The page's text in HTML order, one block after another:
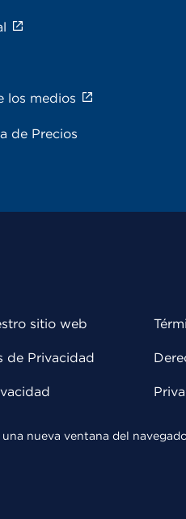
los medios
de Precios
sitio web
de Privacidad
nueva ventana del